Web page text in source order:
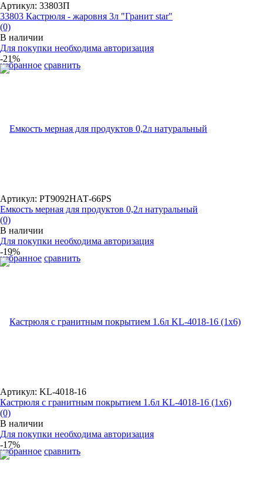
избранное сравнить
Артикул: 33803П
33803 Кастрюля - жаровня 3л "Гранит star"
(0)
В наличии
Для покупки необходима авторизация
-21%
избранное сравнить
Артикул: PT9092НАТ-66РS
Емкость мерная для продуктов 0,2л натуральный
(0)
В наличии
Для покупки необходима авторизация
-19%
избранное сравнить
Артикул: KL-4018-16
Кастрюля с гранитным покрытием 1.6л KL-4018-16 (1x6)
(0)
В наличии
Для покупки необходима авторизация
-17%